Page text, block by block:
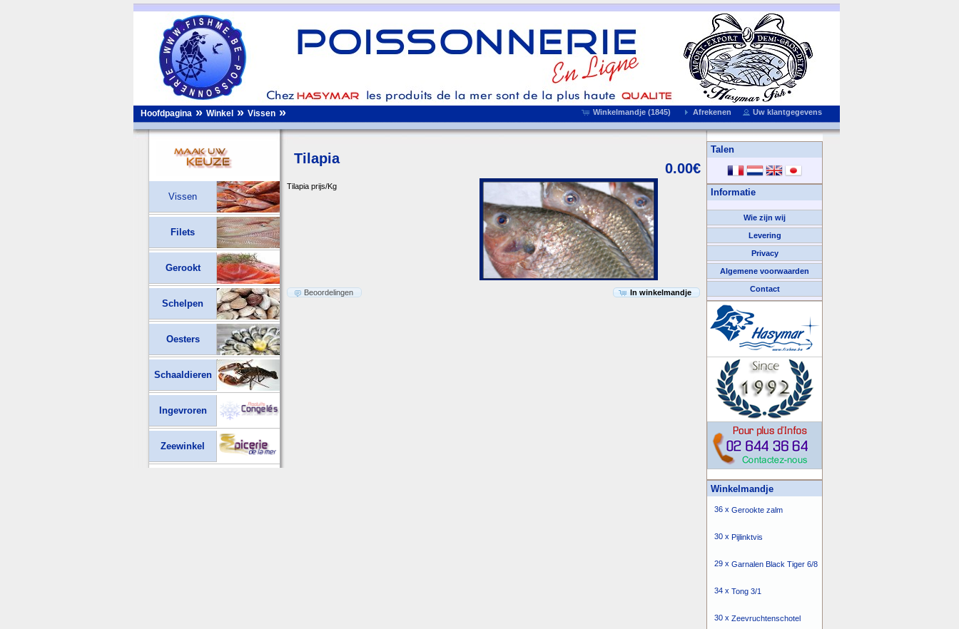
Winkelmandje (1845) Afrekenen Uw klantgegevens
Hoofdpagina » Winkel » Vissen »
0.00€
Tilapia
Tilapia prijs/Kg
In winkelmandje
Beoordelingen
Vissen
Filets
Gerookt
Schelpen
Oesters
Schaaldieren
Ingevroren
Zeewinkel
Talen
Informatie
Wie zijn wij
Levering
Privacy
Algemene voorwaarden
Contact
We Accepteren
Winkelmandje
36 x Gerookte zalm
30 x Pijlinktvis
29 x Garnalen Black Tiger 6/8
34 x Tong 3/1
30 x Zeevruchtenschotel